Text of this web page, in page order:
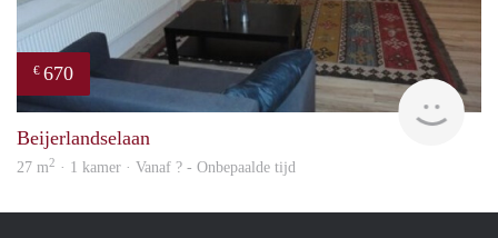
€ 670
Beijerlandselaan
27 m2 · 1 kamer · Vanaf ? - Onbepaalde tijd